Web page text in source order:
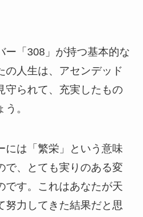
ー「308」が持つ基本的な
の人生は、アセンデッド
守られて、充実したもの
。
には「繁栄」という意味
で、とても実りのある変
です。これはあなたが天
努力してきた結果だと思